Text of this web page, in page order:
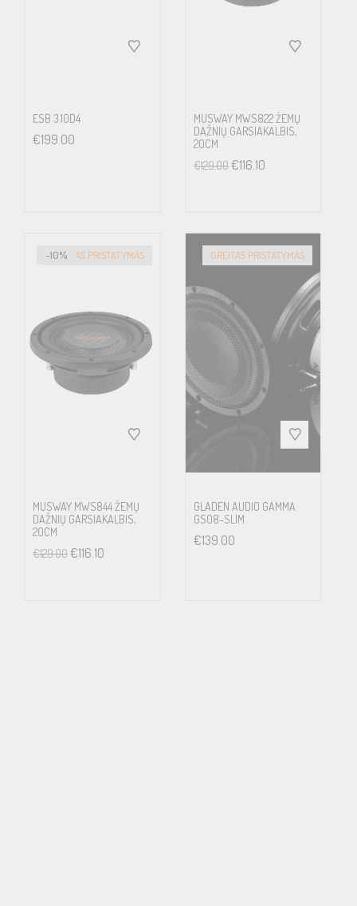
ESB 3.10D4
€199.00
MUSWAY MWS822 ŽEMŲ
DAŽNIŲ GARSIAKALBIS,
20CM
€129.00 €116.10
-10%
GREITAS PRISTATYMAS
MUSWAY MWS844 ŽEMŲ
DAŽNIŲ GARSIAKALBIS,
20CM
€129.00€116.10
GREITAS PRISTATYMAS
GLADEN AUDIO GAMMA
GS08-SLIM
€139.00